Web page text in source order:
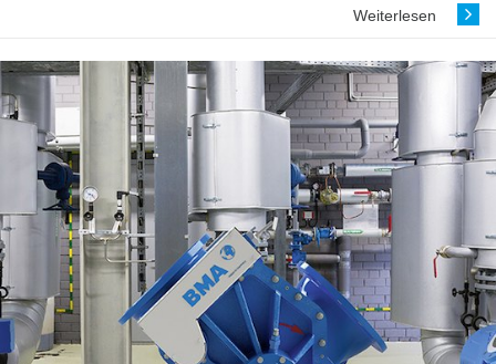
Weiterlesen